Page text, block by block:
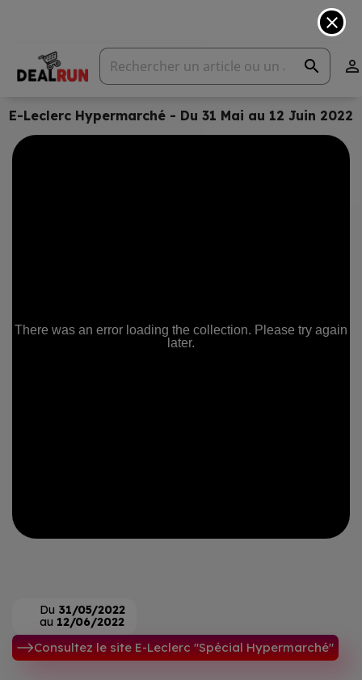
search 
close
E-Leclerc Hypermarché - Du 31 Mai au 12 Juin 2022
Du 31/05/2022
au 12/06/2022
Consultez le site E-Leclerc "Spécial Hypermarché"